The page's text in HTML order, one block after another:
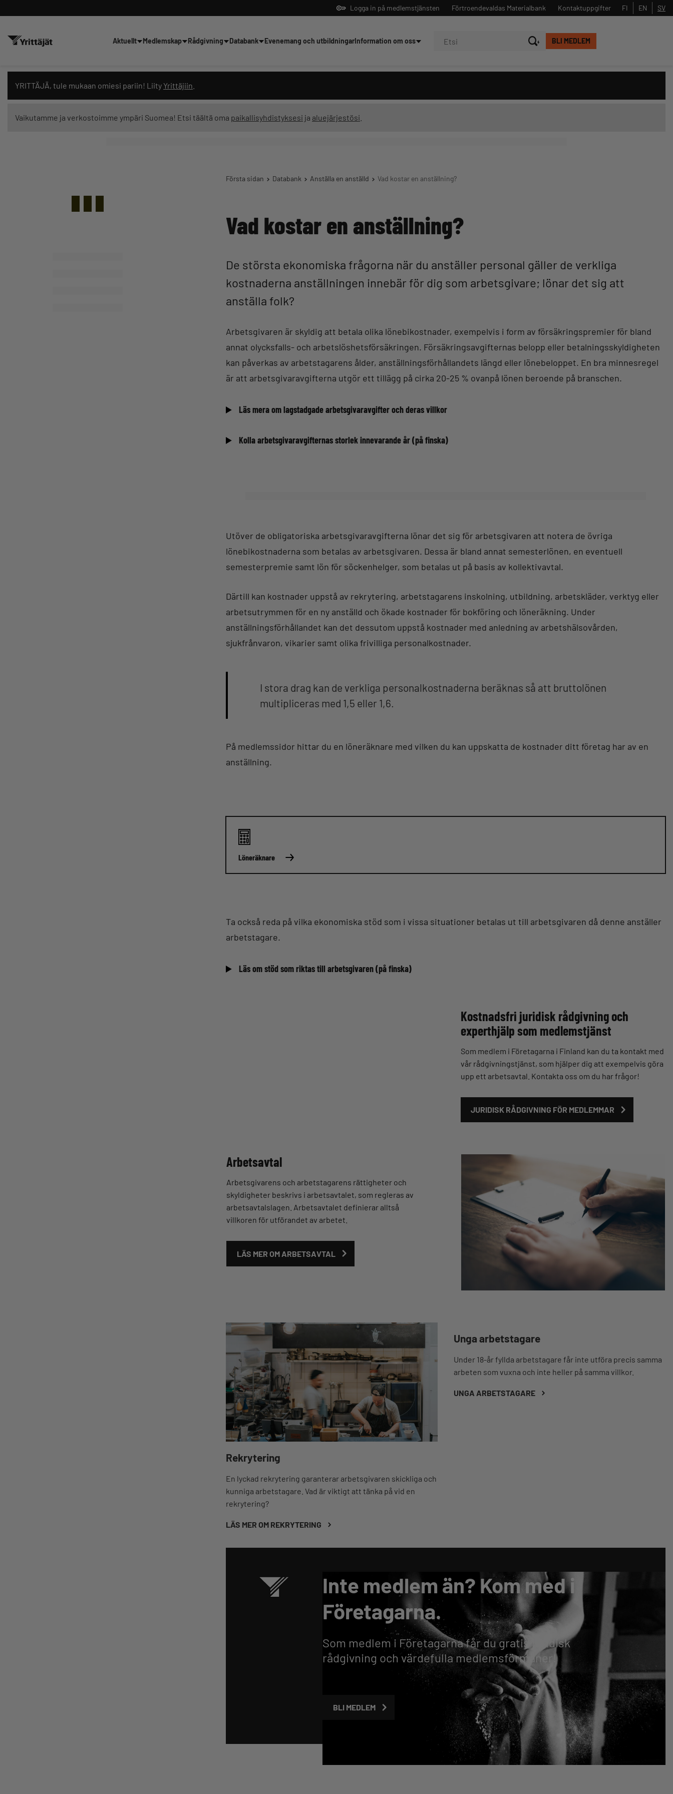
Logga in på medlemstjänsten Kontaktuppgifter
Förtroendevaldas Materialbank FI EN SV
BLI MEDLEM
Aktuellt Medlemskap Rådgivning Databank Evenemang och utbildningarInformation om oss
YRITTÄJÄ, tule mukaan omiesi pariin! Liity Yrittäjiin
Vaikutamme ja verkostoimme ympäri Suomea! Etsi täältä oma paikallisyhdistyksesi ja aluejärjestösi
Första sidan Databank Anställa en anställd Vad kostar en anställning?
Vad kostar en anställning?
De största ekonomiska frågorna när du anställer personal gäller de verkliga
kostnaderna anställningen innebär för dig som arbetsgivare; lönar det sig att
anställa folk?
Arbetsgivaren är skyldig att betala olika lönebikostnader, exempelvis i form av försäkringspremier för bland
annat olycksfalls- och arbetslöshetsförsäkringen. Försäkringsavgifternas belopp eller betalningsskyldigheten
kan påverkas av arbetstagarens ålder, anställningsförhållandets längd eller lönebeloppet. En bra minnesregel
är att arbetsgivaravgifterna utgör ett tillägg på cirka 20-25 % ovanpå lönen beroende på branschen.
Läs mera om lagstadgade arbetsgivaravgifter och deras villkor
Kolla arbetsgivaravgifternas storlek innevarande år (på finska)
Utöver de obligatoriska arbetsgivaravgifterna lönar det sig för arbetsgivaren att notera de övriga
lönebikostnaderna som betalas av arbetsgivaren. Dessa är bland annat semesterlönen, en eventuell
semesterpremie samt lön för söckenhelger, som betalas ut på basis av kollektivavtal.
Därtill kan kostnader uppstå av rekrytering, arbetstagarens inskolning, utbildning, arbetskläder, verktyg eller
arbetsutrymmen för en ny anställd och ökade kostnader för bokföring och löneräkning. Under
anställningsförhållandet kan det dessutom uppstå kostnader med anledning av arbetshälsovården,
sjukfrånvaron, vikarier samt olika frivilliga personalkostnader.
I stora drag kan de verkliga personalkostnaderna beräknas så att bruttolönen
multipliceras med 1,5 eller 1,6.
På medlemssidor hittar du en löneräknare med vilken du kan uppskatta de kostnader ditt företag har av en
anställning.
Löneräknare
Ta också reda på vilka ekonomiska stöd som i vissa situationer betalas ut till arbetsgivaren då denne anställer
arbetstagare.
Läs om stöd som riktas till arbetsgivaren (på finska)
Kostnadsfri juridisk rådgivning och
experthjälp som medlemstjänst
Som medlem i Företagarna i Finland kan du ta kontakt med
vår rådgivningstjänst, som hjälper dig att exempelvis göra
upp ett arbetsavtal. Kontakta oss om du har frågor!
JURIDISK RÅDGIVNING FÖR MEDLEMMAR
Arbetsavtal
Arbetsgivarens och arbetstagarens rättigheter och
skyldigheter beskrivs i arbetsavtalet, som regleras av
arbetsavtalslagen. Arbetsavtalet definierar alltså
villkoren för utförandet av arbetet.
LÄS MER OM ARBETSAVTAL
Rekrytering
En lyckad rekrytering garanterar arbetsgivaren skickliga och
kunniga arbetstagare. Vad är viktigt att tänka på vid en
rekrytering?
LÄS MER OM REKRYTERING
Unga arbetstagare
Under 18-år fyllda arbetstagare får inte utföra precis samma
arbeten som vuxna och inte heller på samma villkor.
UNGA ARBETSTAGARE
Inte medlem än? Kom med i
Företagarna.
Som medlem i Företagarna får du gratis juridisk
rådgivning och värdefulla medlemsförmåner!
BLI MEDLEM
Stäng
Sök nyheter, innehåll och utbildningar